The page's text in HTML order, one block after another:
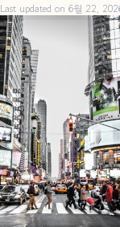
Last updated on 6월 22,